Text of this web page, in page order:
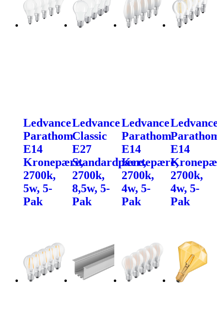
Ledvance
Parathom
E14
Kronepære,
2700k,
5w, 5-
Pak
Ledvance
Classic
E27
Standardpære,
2700k,
8,5w, 5-
Pak
Ledvance
Parathom
E14
Kertepære,
2700k,
4w, 5-
Pak
E14
2700k,
4w, 5-
Pak